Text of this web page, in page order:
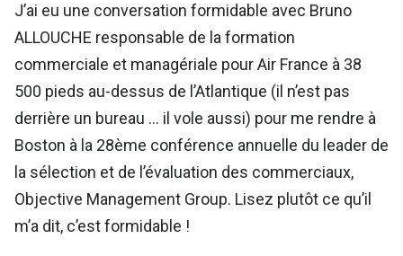
J’ai eu une conversation formidable avec Bruno
ALLOUCHE responsable de la formation
commerciale et managériale pour Air France à 38
500 pieds au-dessus de l’Atlantique (il n’est pas
derrière un bureau … il vole aussi) pour me rendre à
Boston à la 28ème conférence annuelle du leader de
la sélection et de l’évaluation des commerciaux,
Objective Management Group. Lisez plutôt ce qu’il
m’a dit, c’est formidable !